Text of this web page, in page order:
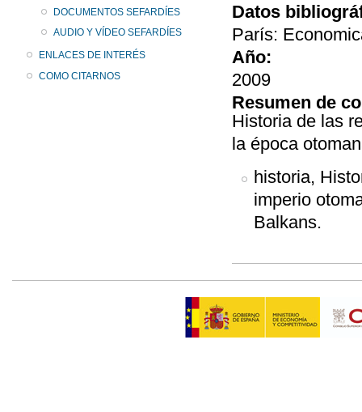
DOCUMENTOS SEFARDÍES
AUDIO Y VÍDEO SEFARDÍES
ENLACES DE INTERÉS
COMO CITARNOS
Datos
París:
Año:
2009
Resumen de
Historia de las
la época
historia,
imperio
Balkans.